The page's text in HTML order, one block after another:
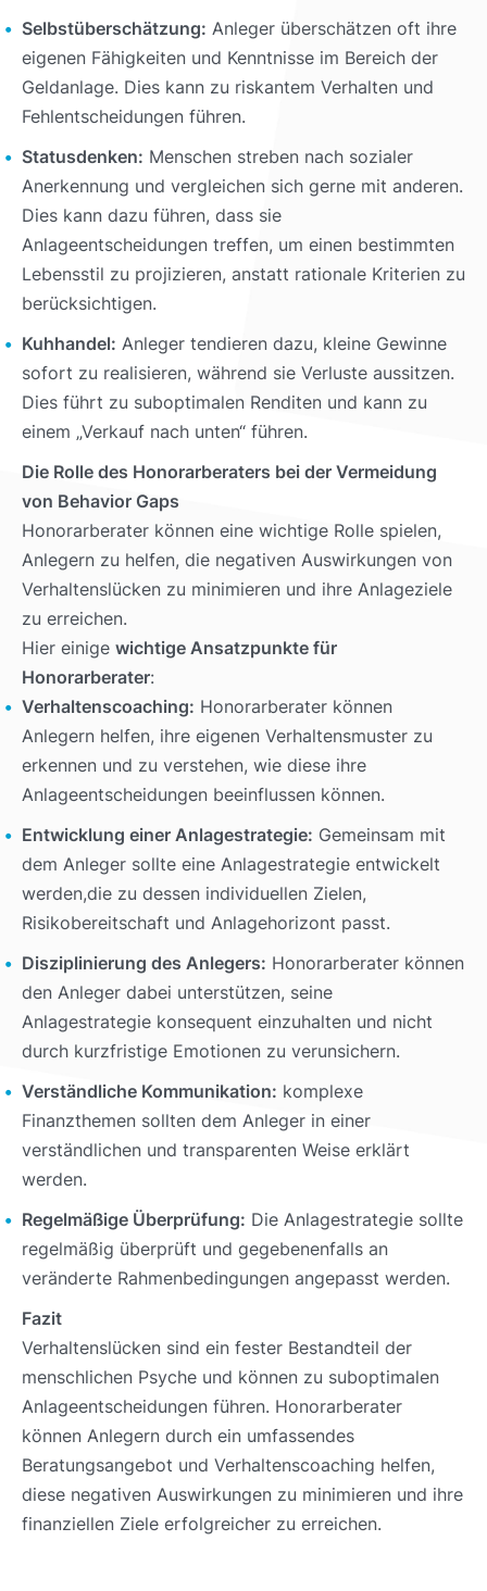
Selbstüberschätzung: Anleger überschätzen oft ihre
eigenen Fähigkeiten und Kenntnisse im Bereich der
Geldanlage. Dies kann zu riskantem Verhalten und
Fehlentscheidungen führen.
Statusdenken: Menschen streben nach sozialer
Anerkennung und vergleichen sich gerne mit anderen.
Dies kann dazu führen, dass sie
Anlageentscheidungen treffen, um einen bestimmten
Lebensstil zu projizieren, anstatt rationale Kriterien zu
berücksichtigen.
Kuhhandel: Anleger tendieren dazu, kleine Gewinne
sofort zu realisieren, während sie Verluste aussitzen.
Dies führt zu suboptimalen Renditen und kann zu
einem „Verkauf nach unten“ führen.
Die Rolle des Honorarberaters bei der Vermeidung
von Behavior Gaps
Honorarberater können eine wichtige Rolle spielen,
Anlegern zu helfen, die negativen Auswirkungen von
Verhaltenslücken zu minimieren und ihre Anlageziele
zu erreichen.
Hier einige wichtige Ansatzpunkte für
Honorarberater:
Verhaltenscoaching: Honorarberater können
Anlegern helfen, ihre eigenen Verhaltensmuster zu
erkennen und zu verstehen, wie diese ihre
Anlageentscheidungen beeinflussen können.
Entwicklung einer Anlagestrategie: Gemeinsam mit
dem Anleger sollte eine Anlagestrategie entwickelt
werden,die zu dessen individuellen Zielen,
Risikobereitschaft und Anlagehorizont passt.
Disziplinierung des Anlegers: Honorarberater können
den Anleger dabei unterstützen, seine
Anlagestrategie konsequent einzuhalten und nicht
durch kurzfristige Emotionen zu verunsichern.
Verständliche Kommunikation: komplexe
Finanzthemen sollten dem Anleger in einer
verständlichen und transparenten Weise erklärt
werden.
Regelmäßige Überprüfung: Die Anlagestrategie sollte
regelmäßig überprüft und gegebenenfalls an
veränderte Rahmenbedingungen angepasst werden.
Fazit
Verhaltenslücken sind ein fester Bestandteil der
menschlichen Psyche und können zu suboptimalen
Anlageentscheidungen führen. Honorarberater
können Anlegern durch ein umfassendes
Beratungsangebot und Verhaltenscoaching helfen,
diese negativen Auswirkungen zu minimieren und ihre
finanziellen Ziele erfolgreicher zu erreichen.